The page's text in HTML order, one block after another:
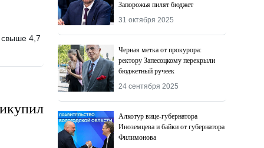
свыше 4,7
Запорожья пилят бюджет
31 октября 2025
Черная метка от прокурора:
ректору Запесоцкому перекрыли
бюджетный ручеек
24 сентября 2025
Алкотур вице-губернатора
Иноземцева и байки от губернатора
Филимонова